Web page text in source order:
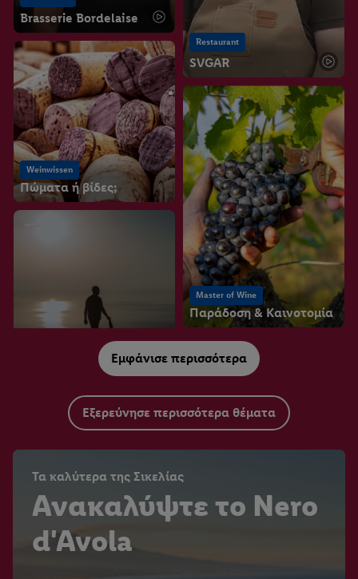
Brasserie Bordelaise
Restaurant
SVGAR
Weinwissen
Πώματα ή βίδες;
Master of Wine
Παράδοση & Καινοτομία
Tenuta di CastellaroΕμφάνισε περισσότερα
Εξερεύνησε περισσότερα θέματα
Τα καλύτερα της Σικελίας
Ανακαλύψτε το Nero
d'Avola